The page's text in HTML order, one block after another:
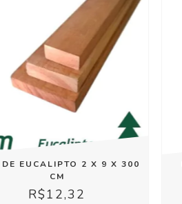
DE EUCALIPTO 2 X 9 X 300
CM
R$12,32